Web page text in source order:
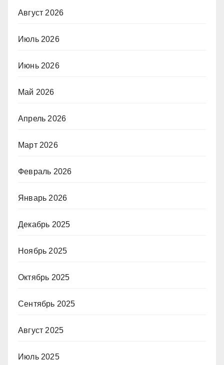
Август 2026
Июль 2026
Июнь 2026
Май 2026
Апрель 2026
Март 2026
Февраль 2026
Январь 2026
Декабрь 2025
Ноябрь 2025
Октябрь 2025
Сентябрь 2025
Август 2025
Июль 2025